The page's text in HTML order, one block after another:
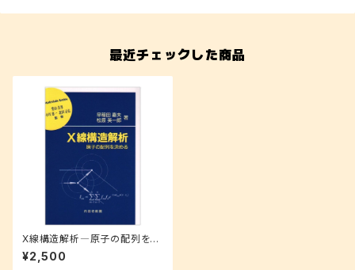
最近チェックした商品
X線構造解析―原子の配列を決
める (材料学シリーズ)
¥2,500